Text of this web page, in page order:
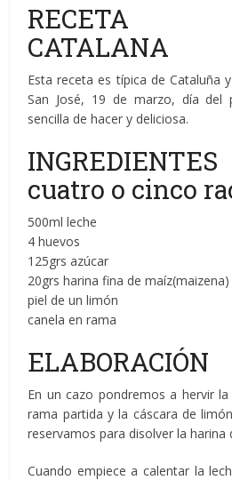
RECETA
CATALANA
Esta receta es típica de Cataluña
San José, 19 de marzo, día del
sencilla de hacer y deliciosa.
cuatro o cinco
500ml leche
4 huevos
125grs azúcar
20grs harina fina de maíz(maizena)
piel de un limón
canela en rama
ELABORACIÓN
En un cazo pondremos a hervir
rama partida y la cáscara de
reservamos para disolver la harina
Cuando empiece a calentar la